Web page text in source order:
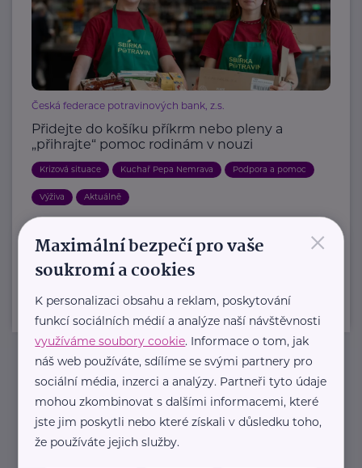
Česká federace potravinových bank, z.s.
Přidejte do košíku příkrm nebo pleny a
„přihrajte“ pomoc rodinám v nouzi
Krizová situace Kuchař Pepa Nemrava Podpora a pomoc
Výživa Aktuálně
Další články
Newsletter
Pravidelný přísun novinek, inspirace na každý den,
×
Maximální bezpečí pro vaše
soukromí a cookies
K personalizaci obsahu a reklam, poskytování
funkcí sociálních médií a analýze naší návštěvnosti
využíváme soubory cookie. Informace o tom, jak
náš web používáte, sdílíme se svými partnery pro
sociální média, inzerci a analýzy. Partneři tyto údaje
mohou zkombinovat s dalšími informacemi, které
jste jim poskytli nebo které získali v důsledku toho,
že používáte jejich služby.